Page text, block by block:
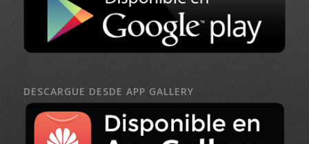
DESCARGUE DESDE APP GALLERY